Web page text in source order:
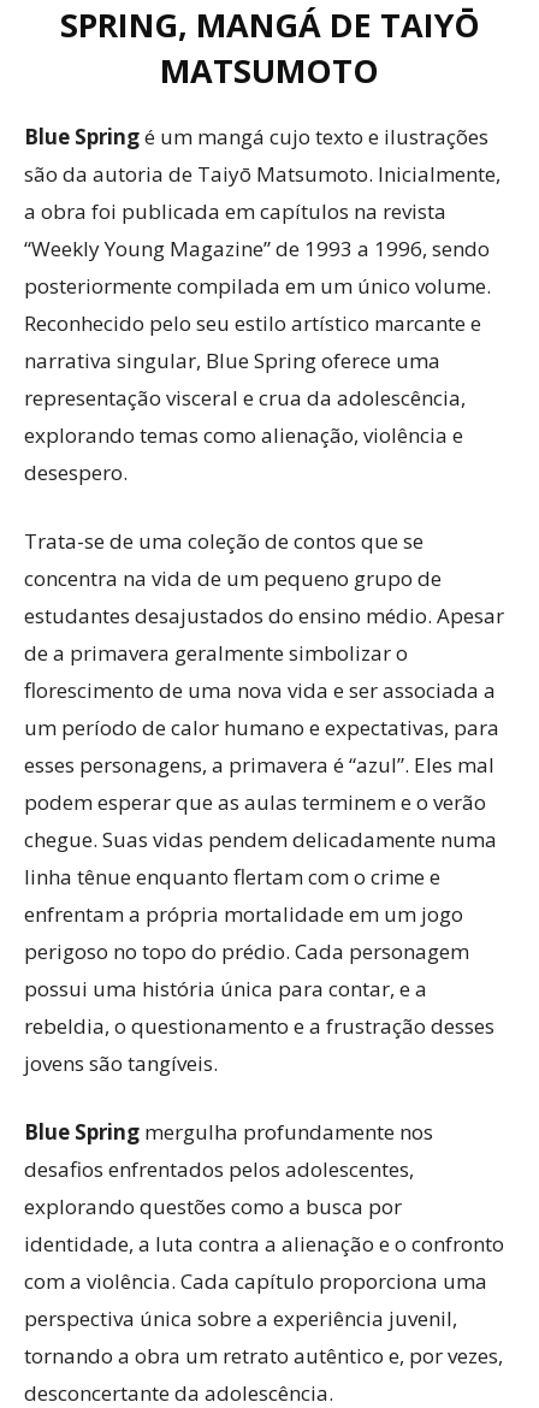
SPRING, MANGÁ DE TAIYŌ
MATSUMOTO
Blue Springé um mangá cujo texto e ilustrações
são da autoria de Taiyō Matsumoto. Inicialmente,
a obra foi publicada em capítulos na revista
“Weekly Young Magazine” de 1993 a 1996, sendo
posteriormente compilada em um único volume.
Reconhecido pelo seu estilo artístico marcante e
narrativa singular, Blue Spring oferece uma
representação visceral e crua da adolescência,
explorando temas como alienação, violência e
desespero.
Trata-se de uma coleção de contos que se
concentra na vida de um pequeno grupo de
estudantes desajustados do ensino médio. Apesar
de a primavera geralmente simbolizar o
florescimento de uma nova vida e ser associada a
um período de calor humano e expectativas, para
esses personagens, a primavera é “azul”. Eles mal
podem esperar que as aulas terminem e o verão
chegue. Suas vidas pendem delicadamente numa
linha tênue enquanto flertam com o crime e
enfrentam a própria mortalidade em um jogo
perigoso no topo do prédio. Cada personagem
possui uma história única para contar, e a
rebeldia, o questionamento e a frustração desses
jovens são tangíveis.
Blue Spring mergulha profundamente nos
desafios enfrentados pelos adolescentes,
explorando questões como a busca por
identidade, a luta contra a alienação e o confronto
com a violência. Cada capítulo proporciona uma
perspectiva única sobre a experiência juvenil,
tornando a obra um retrato autêntico e, por vezes,
desconcertante da adolescência.